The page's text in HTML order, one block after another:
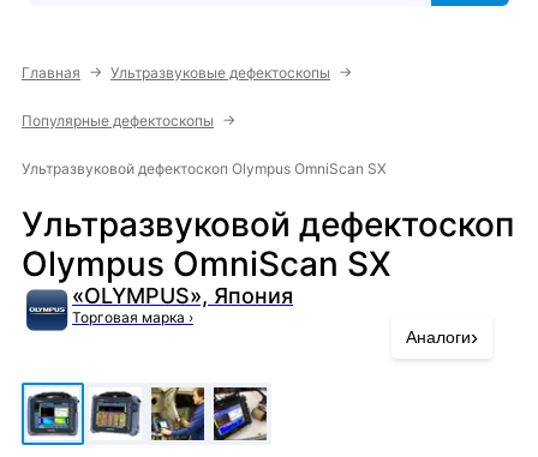
Главная → Ультразвуковые дефектоскопы →
Популярные дефектоскопы →
Ультразвуковой дефектоскоп Olympus OmniScan SX
Ультразвуковой дефектоскоп
Olympus OmniScan SX
«OLYMPUS», Япония
Торговая марка ›
Аналоги›